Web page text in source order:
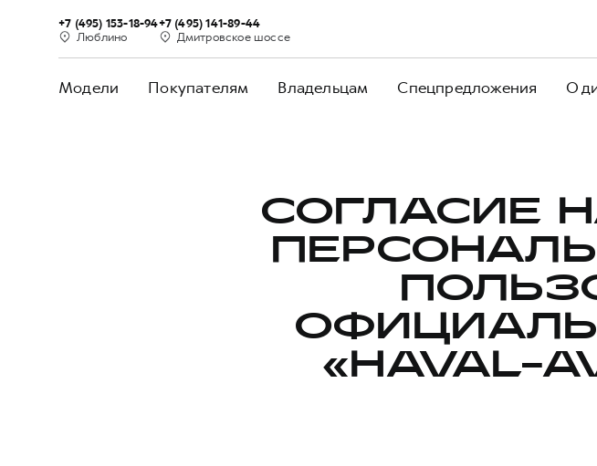
+7 (495) 153-18-94
Люблино
+7 (495) 141-89-44
Дмитровское шоссе
Модели Покупателям Владельцам Спецпредложения О
СОГЛАСИЕ
«HAVAL-